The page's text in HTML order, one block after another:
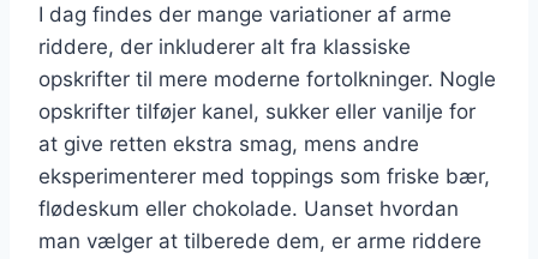
I dag findes der mange variationer af arme
riddere, der inkluderer alt fra klassiske
opskrifter til mere moderne fortolkninger. Nogle
opskrifter tilføjer kanel, sukker eller vanilje for
at give retten ekstra smag, mens andre
eksperimenterer med toppings som friske bær,
flødeskum eller chokolade. Uanset hvordan
man vælger at tilberede dem, er arme riddere